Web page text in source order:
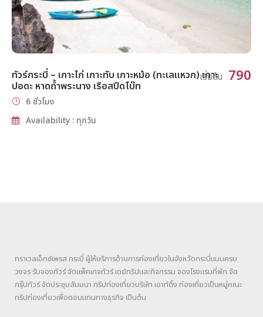
ทัวร์กระบี่ – เกาะไก่ เกาะทับ เกาะหม้อ (ทะเลแหวก) เกาะ
ปอดะ หาดถ้ำพระนาง เรือสปีดโบ๊ท
เริ่มต้น 790
6 ชั่วโมง
Availability : ทุกวัน
ทราเวลเอ็กซ์เพรส กระบี่ ผู้ให้บริการด้านการท่องเที่ยวในจังหวัดกระบี่แบบครบ
วงจร รับจองทัวร์ จัดแพ็คเกจทัวร์ เดย์ทริปและกิจกรรม จองโรงแรมที่พัก จัด
กรุ๊ปทัวร์ จัดประชุมสัมมนา ทริปท่องเที่ยวบริษัท เอาท์ติ้ง ท่องเที่ยวเป็นหมู่คณะ
ทริปท่องเที่ยวเพื่อตอบแทนทางธุรกิจ เป็นต้น